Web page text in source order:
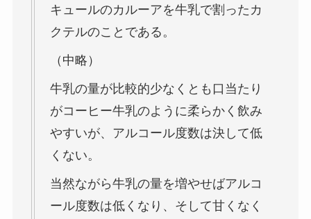
キュールのカルーアを牛乳で割ったカ
クテルのことである。
（中略）
牛乳の量が比較的少なくとも口当たり
がコーヒー牛乳のように柔らかく飲み
やすいが、アルコール度数は決して低
くない。
当然ながら牛乳の量を増やせばアルコ
ール度数は低くなり、そして甘くなく